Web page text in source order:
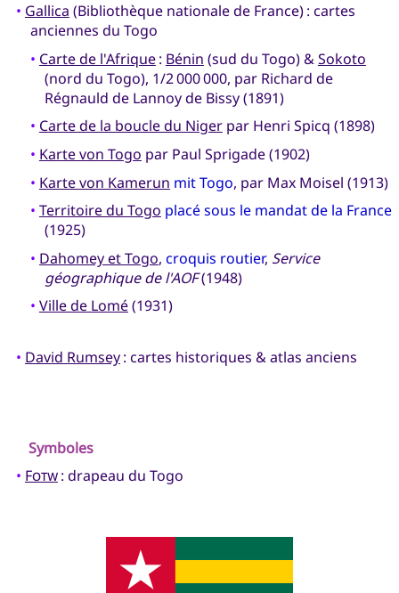
• Gallica (Bibliothèque nationale de France) : cartes
anciennes du Togo
• Carte de l'Afrique: Bénin (sud du Togo) &Sokoto
(nord du Togo), 1/2 000 000, par Richard de
Régnauld de Lannoy de Bissy (1891)
• Carte de la boucle du Nigerpar Henri Spicq (1898)
• Karte von Togo par Paul Sprigade (1902)
• Karte von Kamerun mit Togo, par Max Moisel (1913)
• Territoire du Togo placé sous le mandat de la France
(1925)
• Dahomey et Togo, croquis routier, Service
géographique de l'AOF(1948)
• Ville de Lomé(1931)
• David Rumsey: cartes historiques & atlas anciens
Symboles
• Fotw: drapeau du Togo